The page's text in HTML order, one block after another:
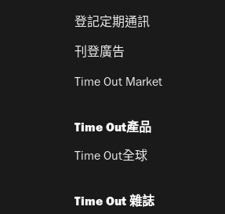
登記定期通訊
刊登廣告
Time Out Market
Time Out產品
Time Out全球
Time Out 雜誌